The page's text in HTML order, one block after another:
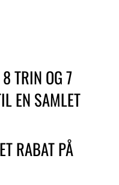
TRIN OG 7
EN SAMLET
RABAT PÅ